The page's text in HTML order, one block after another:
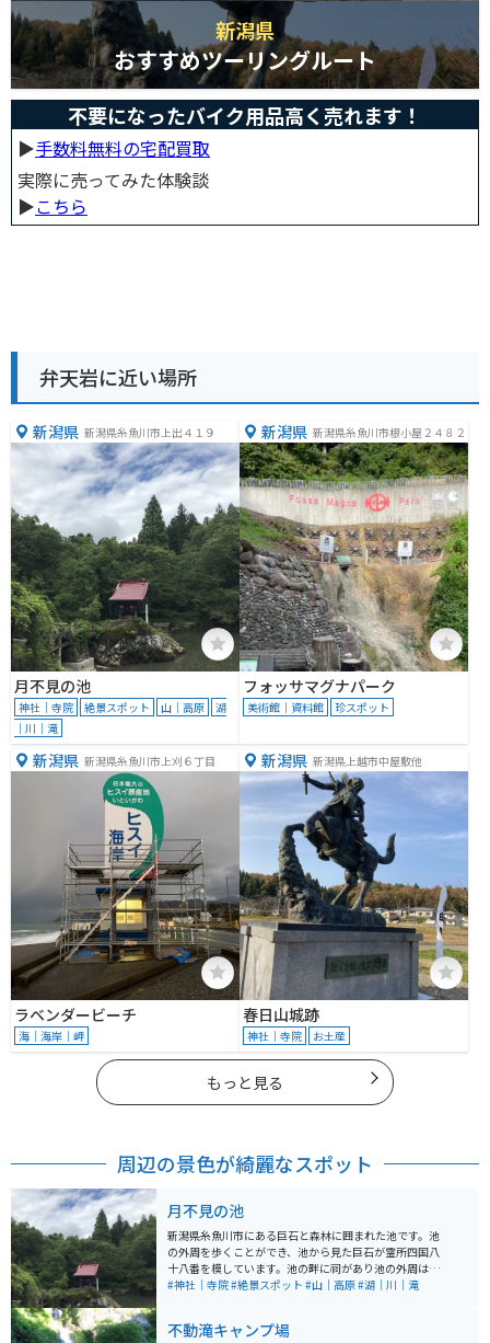
新潟県
おすすめツーリングルート
不要になったバイク用品高く売れます！
▶︎手数料無料の宅配買取
実際に売ってみた体験談
▶︎こちら
弁天岩に近い場所
新潟県 新潟県糸魚川市上出４１９
月不見の池
神社｜寺院 絶景スポット 山｜高原
湖
｜川｜滝
新潟県 新潟県糸魚川市根小屋２４８２
フォッサマグナパーク
美術館｜資料館 珍スポット
新潟県 新潟県糸魚川市上刈６丁目
ラベンダービーチ
海｜海岸｜岬
新潟県 新潟県上越市中屋敷他
春日山城跡
神社｜寺院 お土産
もっと見る
周辺の景色が綺麗なスポット
月不見の池
新潟県糸魚川市にある巨石と森林に囲まれた池です。池
の外周を歩くことができ、池から見た巨石が霊所四国八
十八番を模しています。池の畔に祠があり池の外周は、
巨石と樹海の間を歩くコースなのでとても神秘的な感じ
#神社｜寺院#絶景スポット #山｜高原#湖｜川｜滝
不動滝キャンプ場